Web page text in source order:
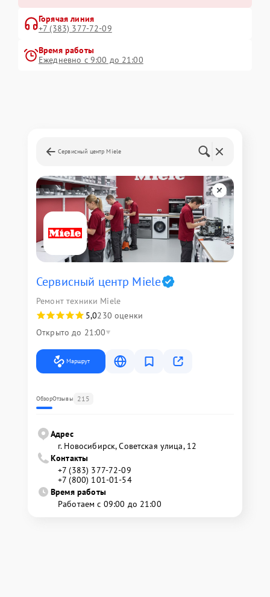
Горячая линия
+7 (383) 377-72-09
Время работы
Ежедневно с 9:00 до 21:00
Сервисный центр Miele
Сервисный центр Miele
Ремонт техники Miele
5,0230 оценки
Открыто до 21:00
Маршрут
ОбзорОтзывы 215
Адрес
г. Новосибирск, Советская улица, 12
Контакты
+7 (383) 377-72-09
+7 (800) 101-01-54
Время работы
Работаем с 09:00 до 21:00